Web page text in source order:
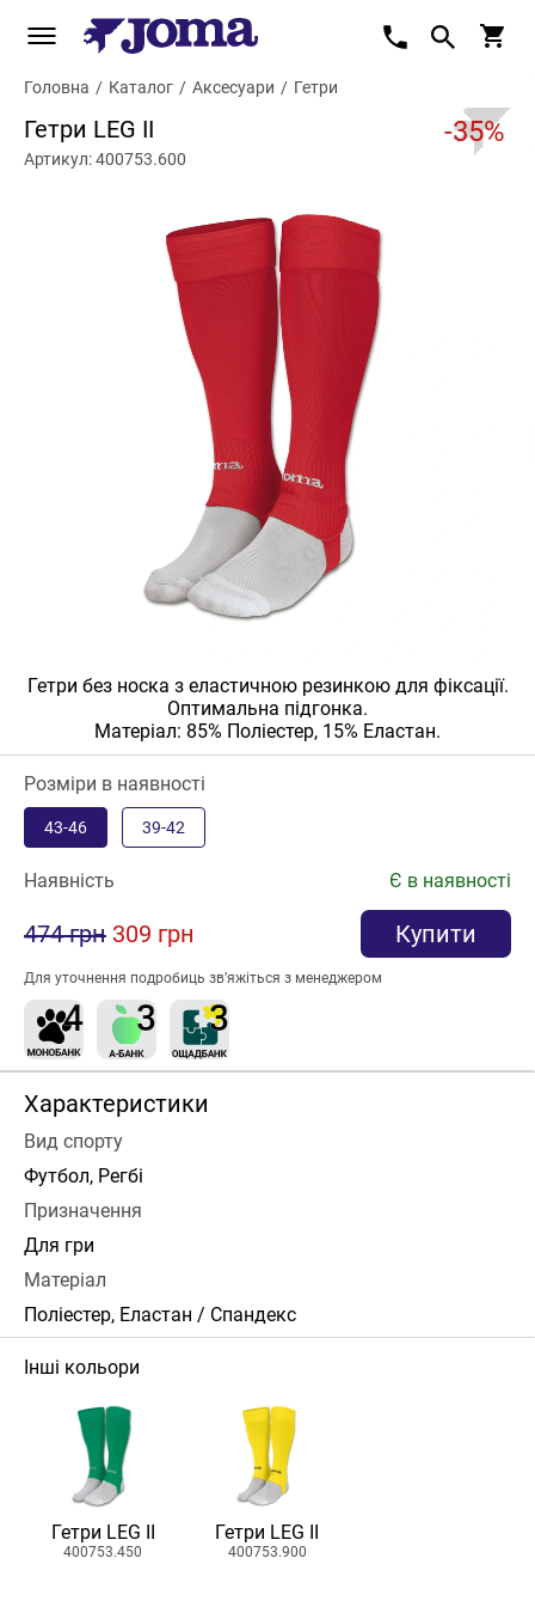
Головна / Каталог / Аксесуари / Гетри
Гетри LEG II -35%
Артикул: 400753.600
Гетри без носка з еластичною резинкою для фіксації.
Оптимальна підгонка.
Матеріал: 85% Поліестер, 15% Еластан.
Розміри в наявності
43-46 39-42
Наявність Є в наявності
474 грн 309 грн Купити
Для уточнення подробиць зв’яжіться з менеджером
Характеристики
Вид спорту
Футбол, Регбі
Призначення
Для гри
Матеріал
Поліестер, Еластан / Спандекс
Інші кольори
Гетри LEG II
400753.450
Гетри LEG II
400753.900